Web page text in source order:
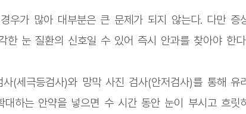
우가 많아 대부분은 큰 문제가 되지 않는다. 다만 증
한 눈 질환의 신호일 수 있어 즉시 안과를 찾아야 한
(세극등검사)와 망막 사진 검사(안저검사)를 통해 유
하는 안약을 넣으면 수 시간 동안 눈이 부시고 흐릿